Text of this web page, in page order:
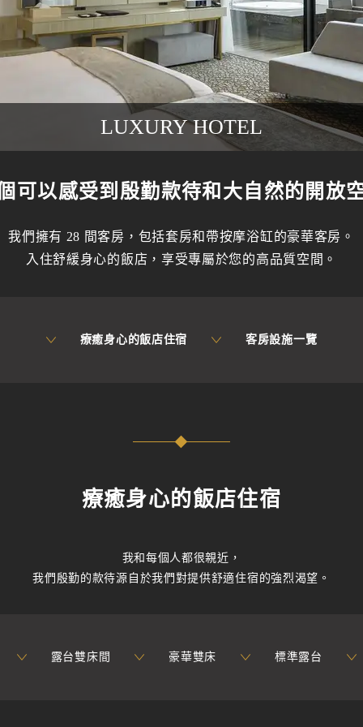
LUXURY HOTEL
可以感受到殷勤款待和大自然的開放
我們擁有 28 間客房，包括套房和帶按摩浴缸的豪華客房。
入住舒緩身心的飯店，享受專屬於您的高品質空間。
療癒身心的飯店住宿 客房設施一覽
療癒身心的飯店住宿
我和每個人都很親近，
我們殷勤的款待源自於我們對提供舒適住宿的強烈渴望。
露台雙床間 豪華雙床 標準露台